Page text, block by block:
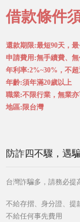
借款條件
還款期限:最短90天，最
申請費用:無手續費、
年利率:2%~30%，不
年齡:須年滿20歲以上
職業:不限行業，無業
地區:限台灣
防詐四不驟，遇
台灣詐騙多，請務必提
不給存摺、身分證、提
不給任何事先費用